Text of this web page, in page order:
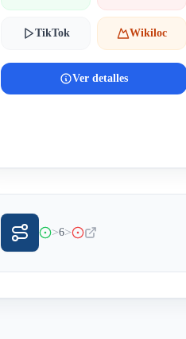
TikTok Wikiloc
Ver detalles
>6>